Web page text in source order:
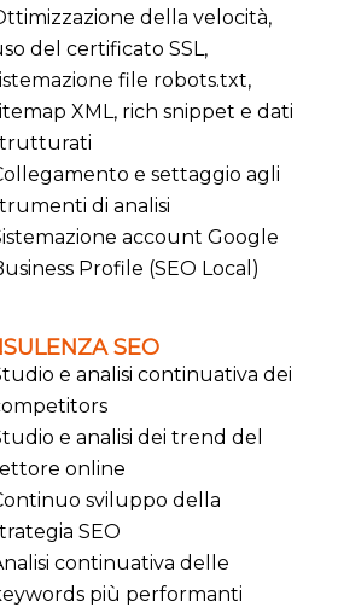
della velocità,
del certificato SSL,
file robots.txt,
XML, rich snippet e dati
e settaggio agli
di analisi
account Google
Profile (SEO Local)
SEO
e analisi continuativa dei
e analisi dei trend del
online
sviluppo della
SEO
continuativa delle
più performanti